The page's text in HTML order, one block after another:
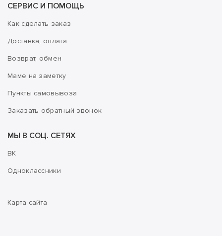
СЕРВИС И ПОМОЩЬ
Как сделать заказ
Доставка, оплата
Возврат, обмен
Маме на заметку
Пункты самовывоза
Заказать обратный звонок
МЫ В СОЦ. СЕТЯХ
ВК
Одноклассники
Карта сайта